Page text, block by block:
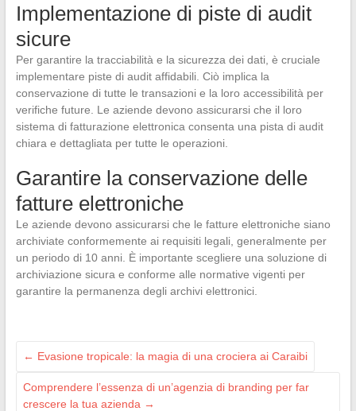
Implementazione di piste di audit
sicure
Per garantire la tracciabilità e la sicurezza dei dati, è cruciale
implementare piste di audit affidabili. Ciò implica la
conservazione di tutte le transazioni e la loro accessibilità per
verifiche future. Le aziende devono assicurarsi che il loro
sistema di fatturazione elettronica consenta una pista di audit
chiara e dettagliata per tutte le operazioni.
Garantire la conservazione delle
fatture elettroniche
Le aziende devono assicurarsi che le fatture elettroniche siano
archiviate conformemente ai requisiti legali, generalmente per
un periodo di 10 anni. È importante scegliere una soluzione di
archiviazione sicura e conforme alle normative vigenti per
garantire la permanenza degli archivi elettronici.
← Evasione tropicale: la magia di una crociera ai Caraibi
Comprendere l’essenza di un’agenzia di branding per far
crescere la tua azienda →